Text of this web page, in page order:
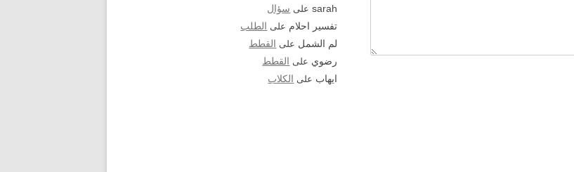
sarahعلى سؤال
تفسير احلام على
الطلب
لم الشمل على
القطط
رضوي على
القطط
ايهاب على الكلاب